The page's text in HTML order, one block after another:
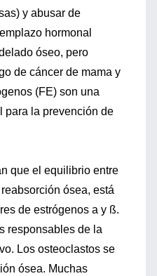
y abusar de
hormonal
óseo, pero
de cáncer de mama y
(FE) son una
para la prevención de
que el equilibrio entre
ósea, está
de estrógenos a y ß.
responsables de la
Los osteoclastos se
ósea. Muchas